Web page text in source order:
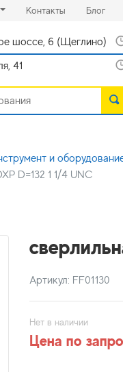
Контакты(current)
Блог
шоссе, 6 (Щеглино)
41
и
D=132 1 1/4 UNC
Артикул: FF01130
Нет в наличии
Цена по